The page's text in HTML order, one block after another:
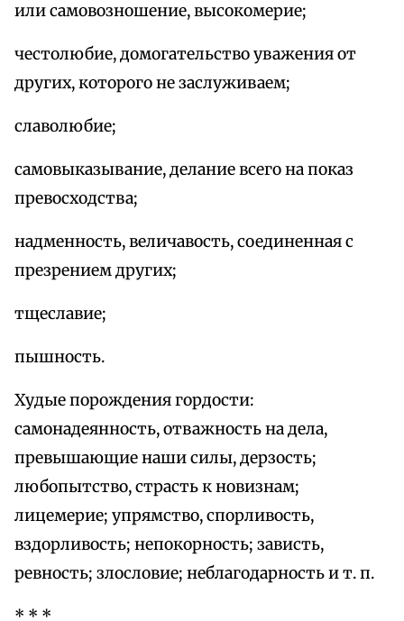
или самовозношение, высокомерие;
честолюбие, домогательство уважения от
других, которого не заслуживаем;
славолюбие;
самовыказывание, делание всего на показ
превосходства;
надменность, величавость, соединенная с
презрением других;
тщеславие;
пышность.
Худые порождения гордости:
самонадеянность, отважность на дела,
превышающие наши силы, дерзость;
любопытство, страсть к новизнам;
лицемерие; упрямство, спорливость,
вздорливость; непокорность; зависть,
ревность; злословие; неблагодарность и т. п.
* * *